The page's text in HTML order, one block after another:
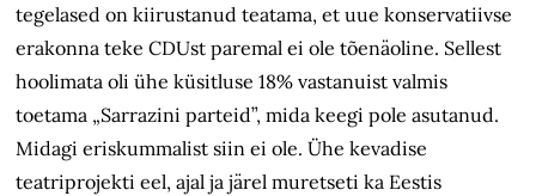
tegelased on kiirustanud teatama, et uue konservatiivse
erakonna teke CDUst paremal ei ole tõenäoline. Sellest
hoolimata oli ühe küsitluse 18% vastanuist valmis
toetama „Sarrazini parteid”, mida keegi pole asutanud.
Midagi eriskummalist siin ei ole. Ühe kevadise
teatriprojekti eel, ajal ja järel muretseti ka Eestis